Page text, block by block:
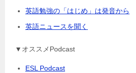
英語勉強の「はじめ」は発音から
英語ニュースを聞く
▼オススメPodcast
ESL Podcast